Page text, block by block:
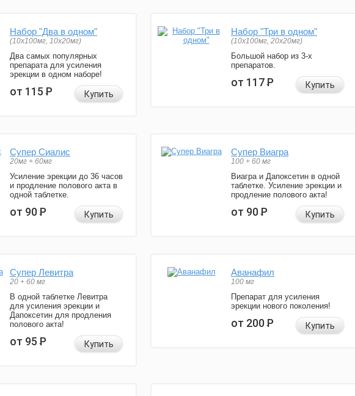
Набор "Два в одном"
(10x100мг, 10x20мг)
Два самых популярных
препарата для усиления
эрекции в одном наборе!
от 115Р Купить
Набор "Три в одном"
(10x100мг, 20x20мг)
Большой набор из 3-х
препаратов.
от 117Р Купить
Супер Сиалис
20мг + 60мг
Усиление эрекции до 36 часов
и продление полового акта в
одной таблетке.
от 90Р Купить
Супер Виагра
100 + 60 мг
Виагра и Дапоксетин в одной
таблетке. Усиление эрекции и
продление полового акта!
от 90Р Купить
Супер Левитра
20 + 60 мг
В одной таблетке Левитра
для усиления эрекции и
Дапоксетин для продления
полового акта!
от 95Р Купить
Аванафил
100 мг
Препарат для усиления
эрекции нового поколения!
от 200Р Купить